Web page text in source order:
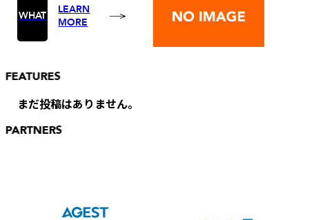
WHAT
LEARN
MORE
FEATURES
まだ投稿はありません。
PARTNERS